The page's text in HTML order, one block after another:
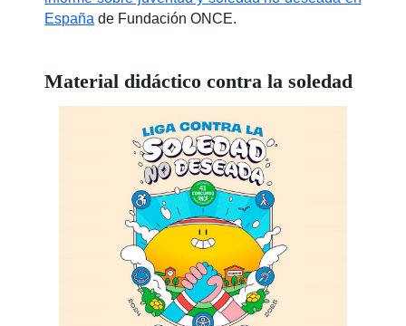
España de Fundación ONCE.
Material didáctico contra la soledad